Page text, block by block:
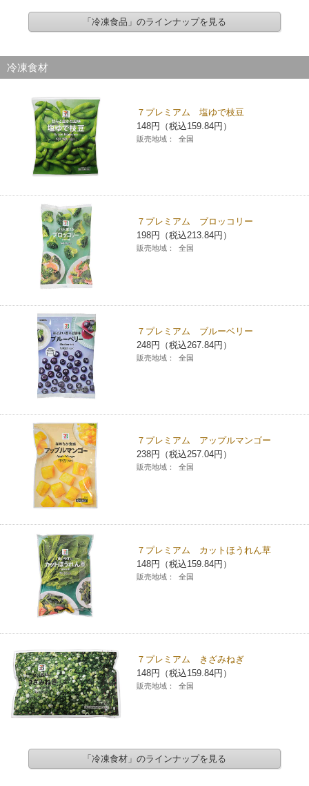
「冷凍食品」のラインナップを見る
冷凍食材
７プレミアム 塩ゆで枝豆
148円（税込159.84円）
販売地域： 全国
７プレミアム ブロッコリー
198円（税込213.84円）
販売地域： 全国
７プレミアム ブルーベリー
248円（税込267.84円）
販売地域： 全国
７プレミアム アップルマンゴー
238円（税込257.04円）
販売地域： 全国
７プレミアム カットほうれん草
148円（税込159.84円）
販売地域： 全国
７プレミアム きざみねぎ
148円（税込159.84円）
販売地域： 全国
「冷凍食材」のラインナップを見る